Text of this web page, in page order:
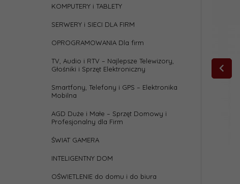
KOMPUTERY i TABLETY
SERWERY i SIECI DLA FIRM
OPROGRAMOWANIA Dla firm
TV, Audio i RTV – Najlepsze Telewizory,
Głośniki i Sprzęt Elektroniczny
Smartfony, Telefony i GPS – Elektronika
Mobilna
AGD Duże i Małe – Sprzęt Domowy i
Profesjonalny dla Firm
ŚWIAT GAMERA
INTELIGENTNY DOM
OŚWIETLENIE do domu i do biura